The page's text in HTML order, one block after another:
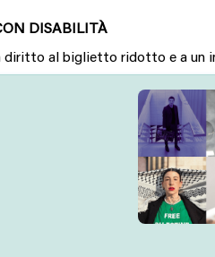
DISABILITÀ
al biglietto ridotto e a un